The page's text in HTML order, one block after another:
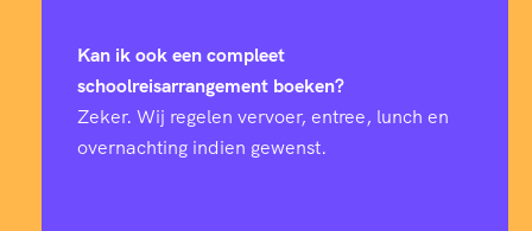
Kan ik ook een compleet
schoolreisarrangement boeken?
Zeker. Wij regelen vervoer, entree, lunch en
overnachting indien gewenst.